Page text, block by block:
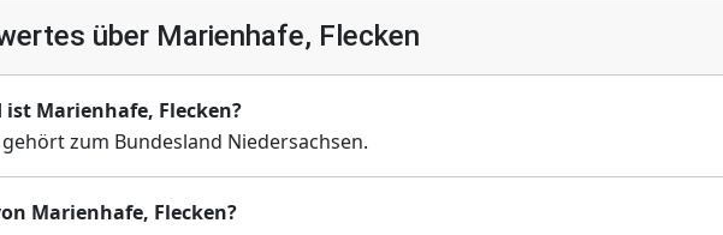
über Marienhafe, Flecken
Marienhafe, Flecken?
zum Bundesland Niedersachsen.
Marienhafe, Flecken?